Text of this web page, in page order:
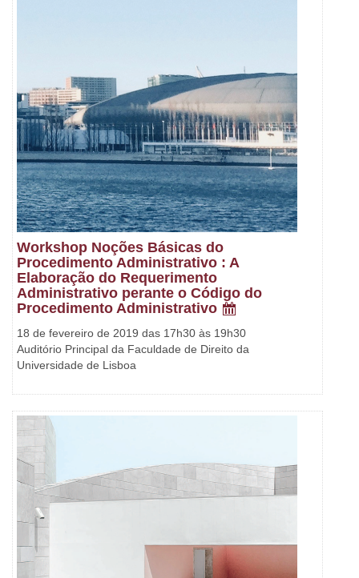
Workshop Noções Básicas do
Procedimento Administrativo : A
Elaboração do Requerimento
Administrativo perante o Código do
Procedimento Administrativo
18 de fevereiro de 2019 das 17h30 às 19h30
Auditório Principal da Faculdade de Direito da
Universidade de Lisboa